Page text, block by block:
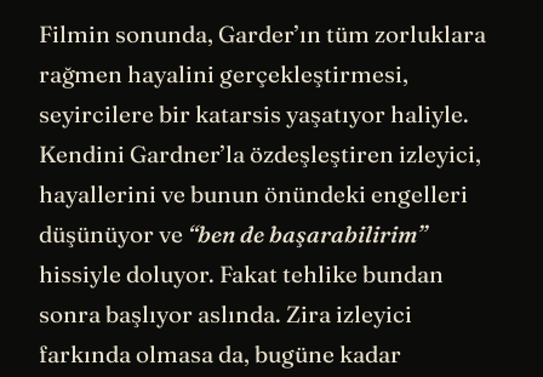
Filmin sonunda, Garder’ın tüm zorluklara
rağmen hayalini gerçekleştirmesi,
seyircilere bir katarsis yaşatıyor haliyle.
Kendini Gardner’la özdeşleştiren izleyici,
hayallerini ve bunun önündeki engelleri
düşünüyor ve “ben de başarabilirim”
hissiyle doluyor. Fakat tehlike bundan
sonra başlıyor aslında. Zira izleyici
farkında olmasa da, bugüne kadar